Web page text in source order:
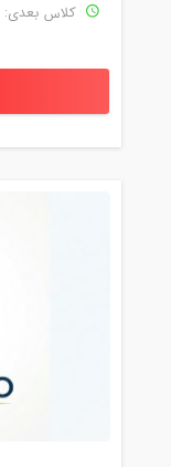
کلاس بعدی: